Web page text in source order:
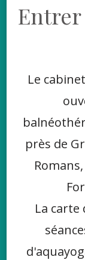
Entrer
Le
près de
La carte